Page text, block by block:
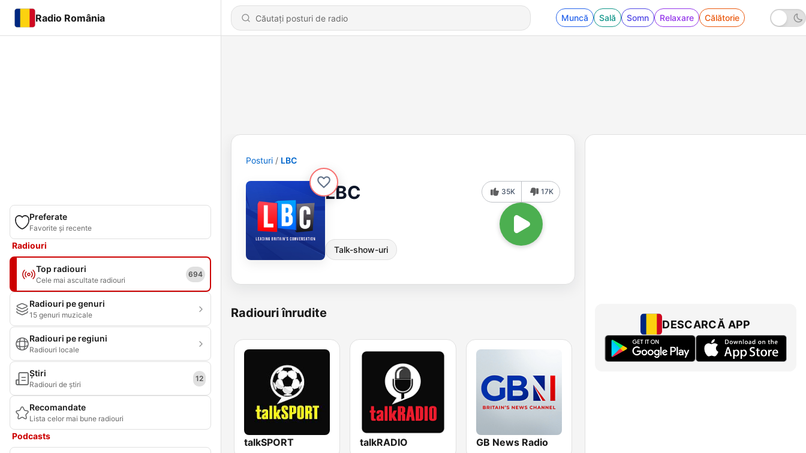
Radio România Muncă Sală Somn Relaxare Călătorie
Preferate
Favorite și recente
Radiouri
Top radiouri
Cele mai ascultate radiouri
694
Radiouri pe genuri
15 genuri muzicale
Radiouri pe regiuni
Radiouri locale
Știri
Radiouri de știri
12
Recomandate
Lista celor mai bune radiouri
Podcasts
Posturi LBC
LBC
Talk-show-uri
35K 17K
Radiouri înrudite
talkSPORT talkRADIO GB News Radio
DESCARCĂ APP